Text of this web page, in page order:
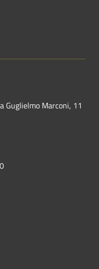
Guglielmo Marconi, 11